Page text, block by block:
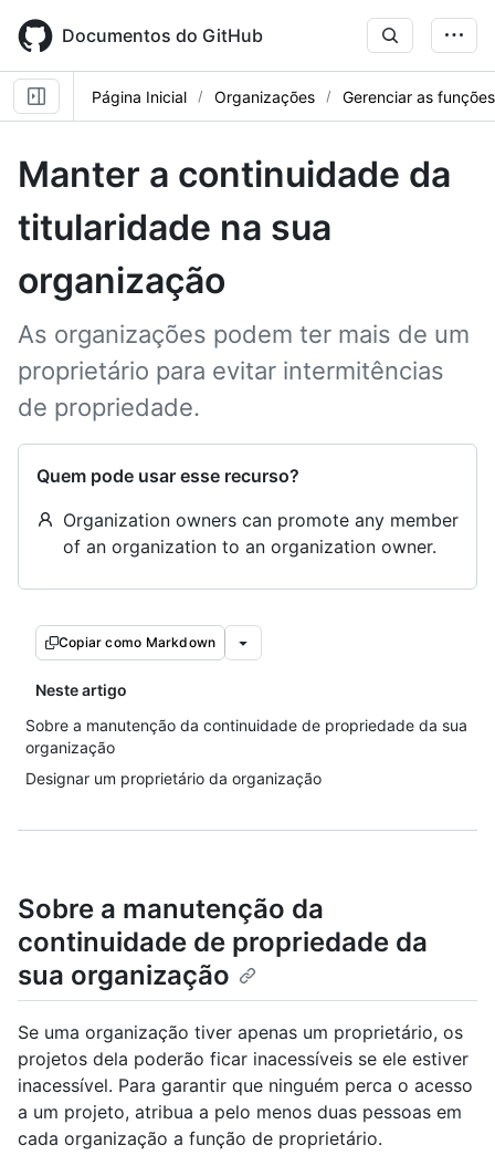
main
content
Documentos do GitHub
Página Inicial Organizações Gerenciar as
Manter a continuidade da
titularidade na sua
organização
As organizações podem ter mais de um
proprietário para evitar intermitências
de propriedade.
Quem pode usar esse recurso?
Organization owners can promote any member
of an organization to an organization owner.
Copiar como Markdown
Neste artigo
Sobre a manutenção da continuidade de propriedade da sua
organização
Designar um proprietário da organização
Sobre a manutenção da
continuidade de propriedade da
sua organização
Se uma organização tiver apenas um proprietário, os
projetos dela poderão ficar inacessíveis se ele estiver
inacessível. Para garantir que ninguém perca o acesso
a um projeto, atribua a pelo menos duas pessoas em
cada organização a função de proprietário.